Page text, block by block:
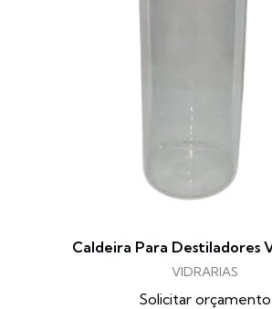
Caldeira Para Destiladores
VIDRARIAS
Solicitar orçamento